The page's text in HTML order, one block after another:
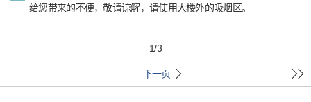
给您带来的不便，敬请谅解，请使用大楼外的吸烟区。
1/3
下一页